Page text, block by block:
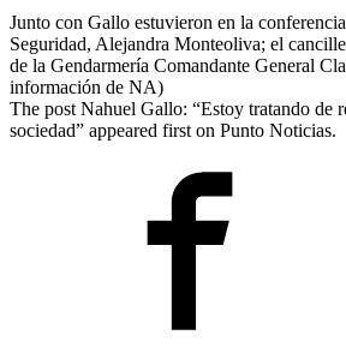
Junto con Gallo estuvieron en la
Seguridad, Alejandra Monteoliva; el
de la Gendarmería Comandante General
información de NA)
The post Nahuel Gallo: “Estoy tratando de
sociedad” appeared first on Punto Noticias.